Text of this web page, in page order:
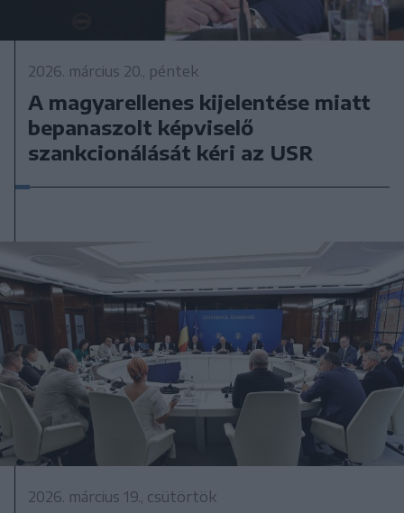
2026. március 20., péntek
A magyarellenes kijelentése miatt
bepanaszolt képviselő
szankcionálását kéri az USR
2026. március 19., csütörtök